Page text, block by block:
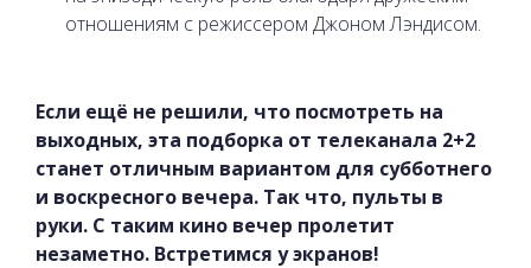
отношениям с режиссером Джоном Лэндисом.
Если ещё не решили, что посмотреть на
выходных, эта подборка от телеканала 2+2
станет отличным вариантом для субботнего
и воскресного вечера. Так что, пульты в
руки. С таким кино вечер пролетит
незаметно. Встретимся у экранов!